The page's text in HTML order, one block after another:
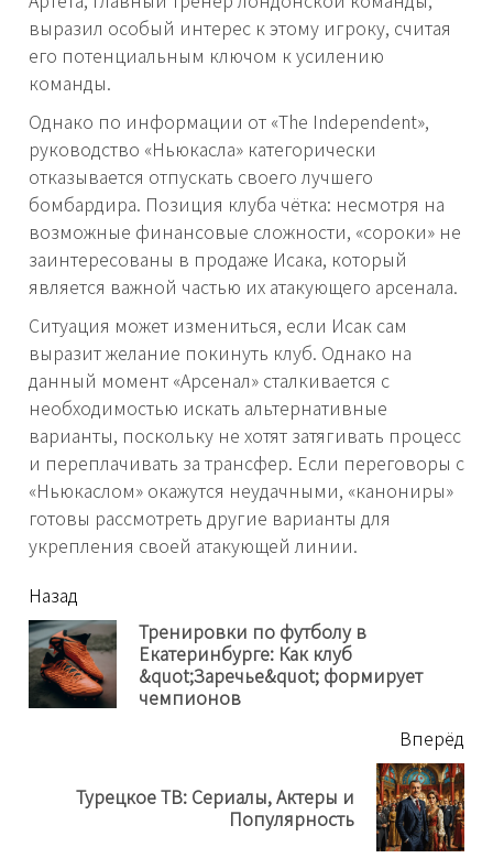
выразил особый интерес к этому игроку, считая
его потенциальным ключом к усилению
команды.
Однако по информации от «The Independent»,
руководство «Ньюкасла» категорически
отказывается отпускать своего лучшего
бомбардира. Позиция клуба чётка: несмотря на
возможные финансовые сложности, «сороки» не
заинтересованы в продаже Исака, который
является важной частью их атакующего арсенала.
Ситуация может измениться, если Исак сам
выразит желание покинуть клуб. Однако на
данный момент «Арсенал» сталкивается с
необходимостью искать альтернативные
варианты, поскольку не хотят затягивать процесс
и переплачивать за трансфер. Если переговоры с
«Ньюкаслом» окажутся неудачными, «канониры»
готовы рассмотреть другие варианты для
укрепления своей атакующей линии.
читать
еще
Назад
Тренировки по футболу в
Екатеринбурге: Как клуб
&quot;Заречье&quot; формирует
чемпионов
Вперёд
Турецкое ТВ: Сериалы, Актеры и
Популярность